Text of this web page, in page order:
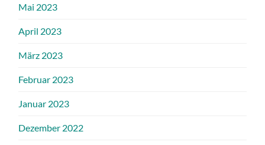
Mai 2023
April 2023
März 2023
Februar 2023
Januar 2023
Dezember 2022